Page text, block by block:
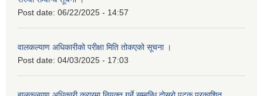
Post date: 06/22/2025 - 14:57
वालकल्याण अधिकारीको परीक्षा मिति तोकएको सूचना ।
Post date: 04/03/2025 - 17:03